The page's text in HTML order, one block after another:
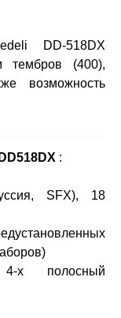
DD-518DX
тембров (400),
возможность
:
SFX), 18
4-х полосный